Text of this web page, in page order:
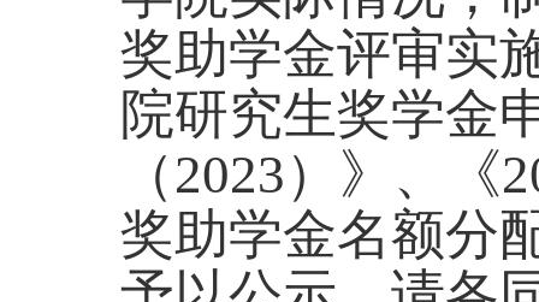
奖助学金评审实
院研究生奖学金
（2023）》、《
奖助学金名额分